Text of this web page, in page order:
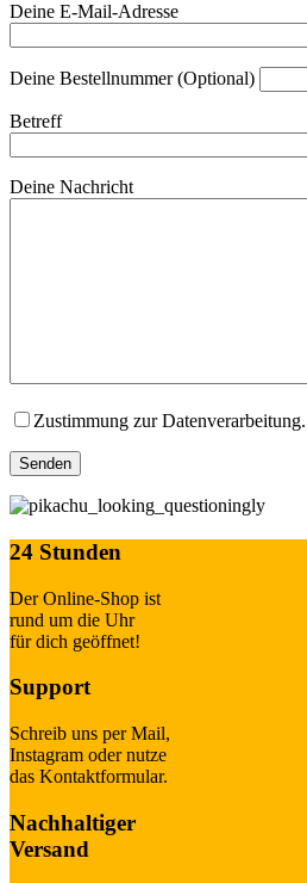
Deine E-Mail-Adresse
Deine Bestellnummer (Optional)
Betreff
Deine Nachricht
Zustimmung zur
24 Stunden
Der Online-Shop ist
rund um die Uhr
für dich geöffnet!
Support
Schreib uns per Mail,
Instagram oder nutze
das Kontaktformular.
Nachhaltiger
Versand